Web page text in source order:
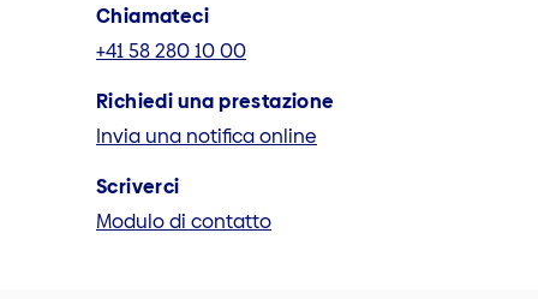
Chiamateci
+41 58 280 10 00
Richiedi una prestazione
Invia una notifica online
Scriverci
Modulo di contatto